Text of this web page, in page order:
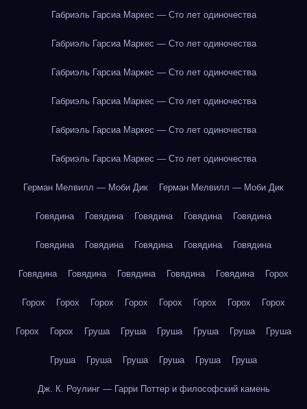
Габриэль Гарсиа Маркес — Сто лет одиночества
Габриэль Гарсиа Маркес — Сто лет одиночества
Габриэль Гарсиа Маркес — Сто лет одиночества
Габриэль Гарсиа Маркес — Сто лет одиночества
Габриэль Гарсиа Маркес — Сто лет одиночества
Габриэль Гарсиа Маркес — Сто лет одиночества
Герман Мелвилл — Моби Дик Герман Мелвилл — Моби Дик
Говядина Говядина Говядина Говядина Говядина
Говядина Говядина Говядина Говядина Говядина
Говядина Говядина Говядина Говядина Говядина Горох
Горох Горох Горох Горох Горох Горох Горох Горох
Горох Горох Груша Груша Груша Груша Груша Груша
Груша Груша Груша Груша Груша Груша
Дж. К. Роулинг — Гарри Поттер и философский камень